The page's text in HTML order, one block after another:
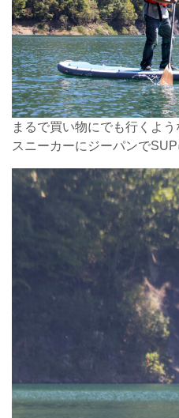
まるで買い物にでも行くよ
スニーカーにジーパンで